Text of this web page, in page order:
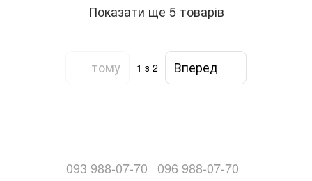
Показати ще 5 товарів
тому 1 з 2 Вперед
093 988-07-70 096 988-07-70